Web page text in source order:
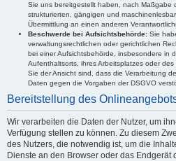
Sie uns bereitgestellt haben, nach Maßgabe
strukturierten, gängigen und
Übermittlung an einen anderen
Beschwerde bei Aufsichtsbehörde: Sie
verwaltungsrechtlichen oder gerichtlichen
bei einer Aufsichtsbehörde, insbesondere in
Aufenthaltsorts, ihres Arbeitsplatzes oder
Sie der Ansicht sind, dass die Verarbeitung
Daten gegen die Vorgaben der DSGVO
Bereitstellung des
Wir verarbeiten die Daten der Nutzer, um
Verfügung stellen zu können. Zu diesem
des Nutzers, die notwendig ist, um die
Dienste an den Browser oder das Endgerät